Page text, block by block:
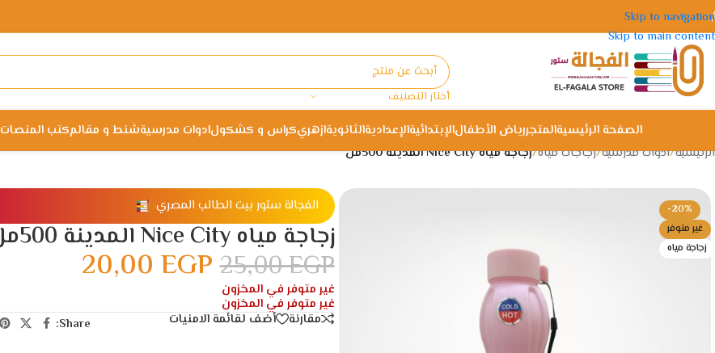
Skip to navigation
Skip to main content
أختار التصنيف
الصفحة الرئيسيةالمتجررياض الأطفالالإبتدائيةالإعداديةالثانويةازهريكراس و كشكولادوات مدرسيةشنط و مقالمكتب المنصات
الرئيسية/ادوات مدرسية/زجاجات مياه/زجاجة مياه Nice City المدينة 500مل
-20%
غير متوفر
زجاجة مياه
الفجالة ستور بيت الطالب المصري
زجاجة مياه Nice City المدينة 500مل
25,00EGP
20,00 EGP
غير متوفر في المخزون
غير متوفر في المخزون
مقارنة
أضف لقائمة الامنيات Share: